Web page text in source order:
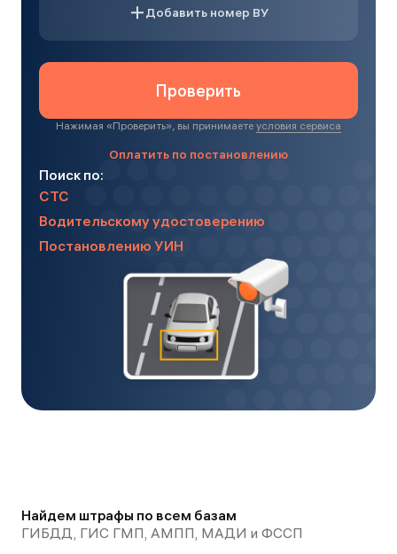
Добавить номер ВУ
Проверить
Нажимая «Проверить», вы принимаете условия сервиса
Оплатить по постановлению
Поиск по:
СТС
Водительскому удостоверению
Постановлению УИН
Найдем штрафы по всем базам
ГИБДД, ГИС ГМП, АМПП, МАДИ и ФССП